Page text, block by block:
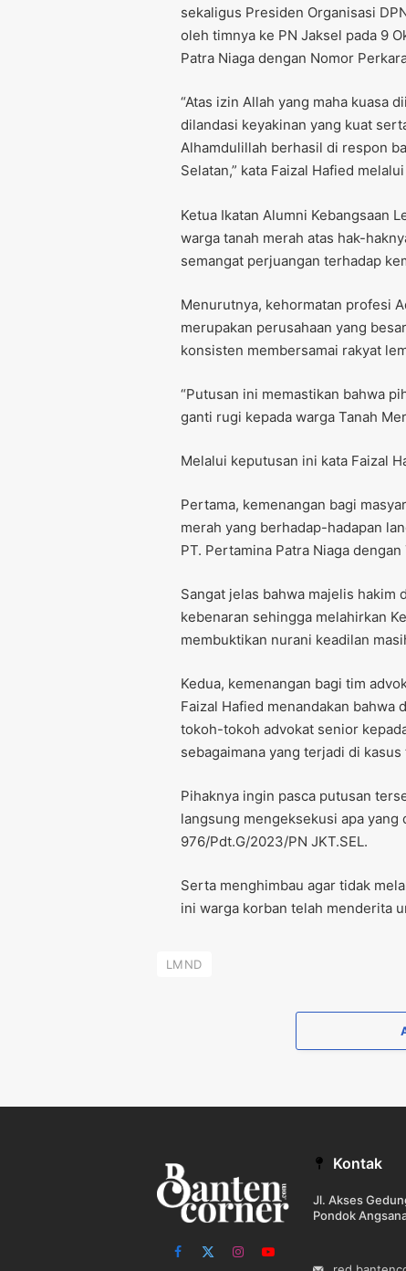
sekaligus Presiden Organisasi
oleh timnya ke PN Jaksel pada 9
Patra Niaga dengan Nomor
“Atas izin Allah yang maha kuasa
dilandasi keyakinan yang kuat
Alhamdulillah berhasil di respon
Selatan,” kata Faizal Hafied
Ketua Ikatan Alumni Kebangsaan
warga tanah merah atas hak-
semangat perjuangan terhadap
Menurutnya, kehormatan profesi
merupakan perusahaan yang
konsisten membersamai rakyat
“Putusan ini memastikan bahwa
ganti rugi kepada warga Tanah
Melalui keputusan ini kata Faizal
Pertama, kemenangan bagi
merah yang berhadap-hadapan
PT. Pertamina Patra Niaga
Sangat jelas bahwa majelis hakim
kebenaran sehingga melahirkan
membuktikan nurani keadilan
Kedua, kemenangan bagi tim
Faizal Hafied menandakan
tokoh-tokoh advokat senior
sebagaimana yang terjadi di
Pihaknya ingin pasca putusan
langsung mengeksekusi apa
976/Pdt.G/2023/PN JKT.SEL.
Serta menghimbau agar tidak
ini warga korban telah menderita
LMND
Facebook
X InstagramYouTube
Kontak
Jl. Akses
Pondok